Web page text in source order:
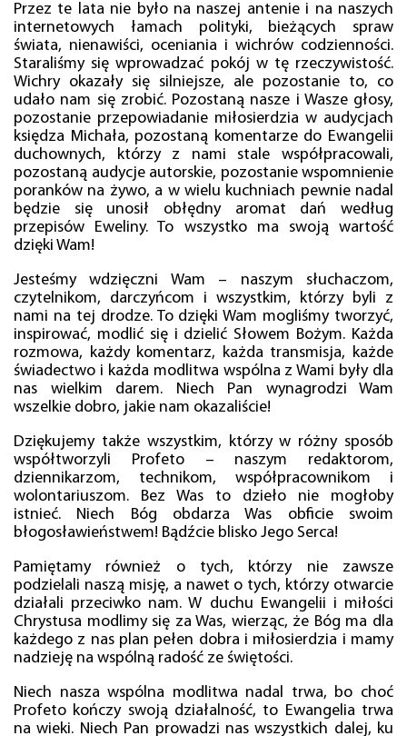
Przez te lata nie było na naszej antenie i na naszych
internetowych łamach polityki, bieżących spraw
świata, nienawiści, oceniania i wichrów codzienności.
Staraliśmy się wprowadzać pokój w tę rzeczywistość.
Wichry okazały się silniejsze, ale pozostanie to, co
udało nam się zrobić. Pozostaną nasze i Wasze głosy,
pozostanie przepowiadanie miłosierdzia w audycjach
księdza Michała, pozostaną komentarze do Ewangelii
duchownych, którzy z nami stale współpracowali,
pozostaną audycje autorskie, pozostanie wspomnienie
poranków na żywo, a w wielu kuchniach pewnie nadal
będzie się unosił obłędny aromat dań według
przepisów Eweliny. To wszystko ma swoją wartość
dzięki Wam!
Jesteśmy wdzięczni Wam – naszym słuchaczom,
czytelnikom, darczyńcom i wszystkim, którzy byli z
nami na tej drodze. To dzięki Wam mogliśmy tworzyć,
inspirować, modlić się i dzielić Słowem Bożym. Każda
rozmowa, każdy komentarz, każda transmisja, każde
świadectwo i każda modlitwa wspólna z Wami były dla
nas wielkim darem. Niech Pan wynagrodzi Wam
wszelkie dobro, jakie nam okazaliście!
Dziękujemy także wszystkim, którzy w różny sposób
współtworzyli Profeto – naszym redaktorom,
dziennikarzom, technikom, współpracownikom i
wolontariuszom. Bez Was to dzieło nie mogłoby
istnieć. Niech Bóg obdarza Was obficie swoim
błogosławieństwem! Bądźcie blisko Jego Serca!
Pamiętamy również o tych, którzy nie zawsze
podzielali naszą misję, a nawet o tych, którzy otwarcie
działali przeciwko nam. W duchu Ewangelii i miłości
Chrystusa modlimy się za Was, wierząc, że Bóg ma dla
każdego z nas plan pełen dobra i miłosierdzia i mamy
nadzieję na wspólną radość ze świętości.
Niech nasza wspólna modlitwa nadal trwa, bo choć
Profeto kończy swoją działalność, to Ewangelia trwa
na wieki. Niech Pan prowadzi nas wszystkich dalej, ku